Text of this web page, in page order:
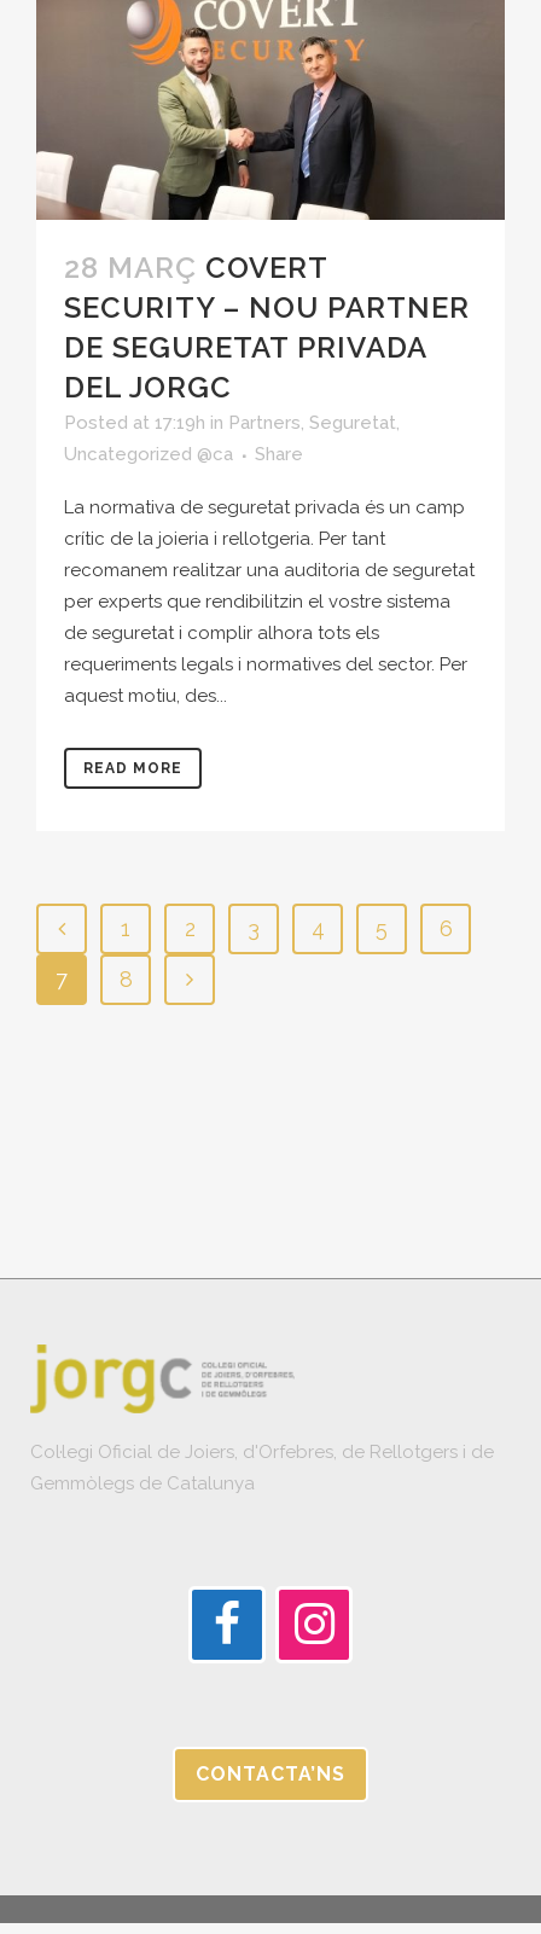
28 MARÇ COVERT
SECURITY – NOU PARTNER
DE SEGURETAT PRIVADA
DEL JORGC
Posted at 17:19h in Partners, Seguretat,
Uncategorized @ca
Share
La normativa de seguretat privada és un camp
crític de la joieria i rellotgeria. Per tant
recomanem realitzar una auditoria de seguretat
per experts que rendibilitzin el vostre sistema
de seguretat i complir alhora tots els
requeriments legals i normatives del sector. Per
aquest motiu, des...
READ MORE
1 2 3 4 5
6
7
8
Col·legi Oficial de Joiers, d'Orfebres, de Rellotgers i de
Gemmòlegs de Catalunya
CONTACTA’NS